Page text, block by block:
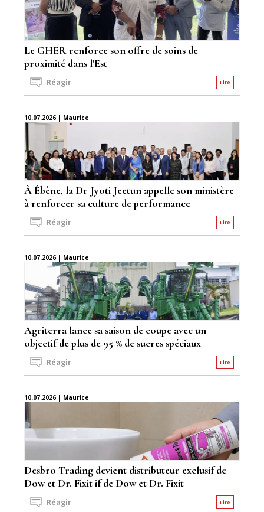
Le GHER renforce son offre de soins de
proximité dans l'Est
Lire
Réagir
10.07.2026 | Maurice
À Ébène, la Dr Jyoti Jeetun appelle son ministère
à renforcer sa culture de performance
Lire
Réagir
10.07.2026 | Maurice
Agriterra lance sa saison de coupe avec un
objectif de plus de 95 % de sucres spéciaux
Lire
Réagir
10.07.2026 | Maurice
Desbro Trading devient distributeur exclusif de
Dow et Dr. Fixit if de Dow et Dr. Fixit
Lire
Réagir